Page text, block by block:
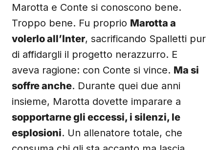
Marotta e Conte si conoscono bene.
Troppo bene. Fu proprio Marotta a
volerlo all’Inter , sacrificando Spalletti pur
di affidargli il progetto nerazzurro. E
aveva ragione: con Conte si vince. Ma si
soffre anche
. Durante quei due anni
insieme, Marotta dovette imparare a
sopportarne gli eccessi, i silenzi, le
esplosioni . Un allenatore totale, che
consuma chi gli sta accanto ma lascia